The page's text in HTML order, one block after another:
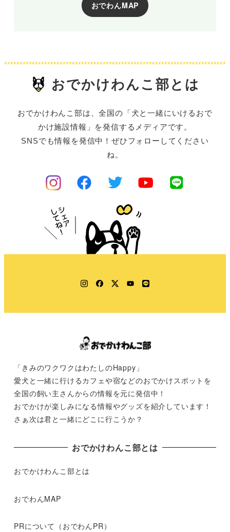
おでわんMAP
おでかけわんこ部とは
おでかけわんこ部は、全国の「犬と一緒にいけるおで
かけ施設情報」を発信するメディアです。
SNSでも情報を発信中！ぜひフォローしてください
ね。
Instagram
Facebook
TwitterYouTube
LINE
「きみのワクワクはわたしのHappy」
愛犬と一緒に行けるカフェや宿などのおでかけスポットを
全国の飼い主さんからの情報を元に発信中！
おでかけが楽しみになる情報やグッズを紹介しています！
さぁ次は君と一緒にどこに行こうか？
おでかけわんこ部とは
おでかけわんこ部とは
おでわんMAP
PRについて（おでわんPR）